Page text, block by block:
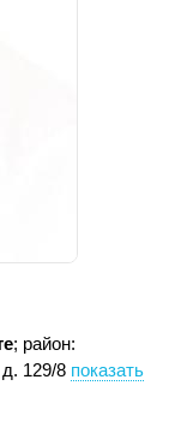
; район:
129/8 показать